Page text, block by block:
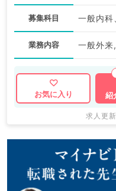
募集科目
業務内容 一般外
お気に入り
紹
求人更